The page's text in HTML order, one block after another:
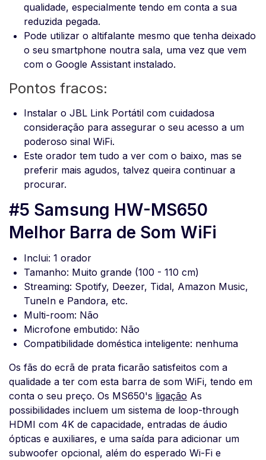
qualidade, especialmente tendo em conta a sua
reduzida pegada.
Pode utilizar o altifalante mesmo que tenha deixado
o seu smartphone noutra sala, uma vez que vem
com o Google Assistant instalado.
Pontos fracos:
Instalar o JBL Link Portátil com cuidadosa
consideração para assegurar o seu acesso a um
poderoso sinal WiFi.
Este orador tem tudo a ver com o baixo, mas se
preferir mais agudos, talvez queira continuar a
procurar.
#5 Samsung HW-MS650
Melhor Barra de Som WiFi
Inclui: 1 orador
Tamanho: Muito grande (100 - 110 cm)
Streaming: Spotify, Deezer, Tidal, Amazon Music,
TuneIn e Pandora, etc.
Multi-room: Não
Microfone embutido: Não
Compatibilidade doméstica inteligente: nenhuma
Os fãs do ecrã de prata ficarão satisfeitos com a
qualidade a ter com esta barra de som WiFi, tendo em
conta o seu preço. Os MS650's ligação As
possibilidades incluem um sistema de loop-through
HDMI com 4K de capacidade, entradas de áudio
ópticas e auxiliares, e uma saída para adicionar um
subwoofer opcional, além do esperado Wi-Fi e